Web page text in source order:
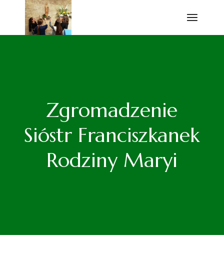
Przejdź
Zgromadzenie
Sióstr Franciszkanek
Rodziny Maryi